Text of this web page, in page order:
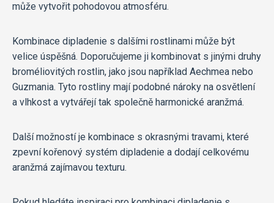
může vytvořit pohodovou atmosféru.
Kombinace dipladenie s dalšími rostlinami může být
velice úspěšná. Doporučujeme ji kombinovat s jinými druhy
broméliovitých rostlin, jako jsou například Aechmea nebo
Guzmania. Tyto rostliny mají podobné nároky na osvětlení
a vlhkost a vytvářejí tak společně harmonické aranžmá.
Další možností je kombinace s okrasnými travami, které
zpevní kořenový systém dipladenie a dodají celkovému
aranžmá zajímavou texturu.